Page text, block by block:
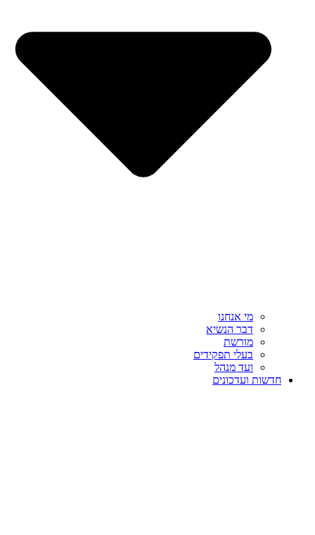
מי אנחנו
דבר הנשיא
מורשת
בעלי תפקידים
ועד מנהל
חדשות ועדכונים